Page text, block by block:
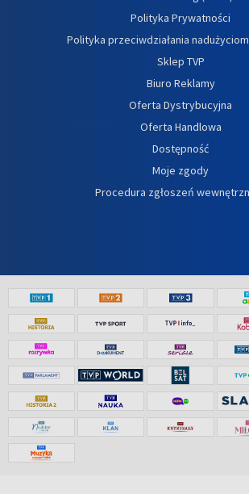
Polityka Prywatności
Polityka przeciwdziałania
Sklep TVP
Biuro Reklamy
Oferta Dystrybucyjna
Oferta Handlowa
Dostępność
Moje zgody
Procedura zgłoszeń